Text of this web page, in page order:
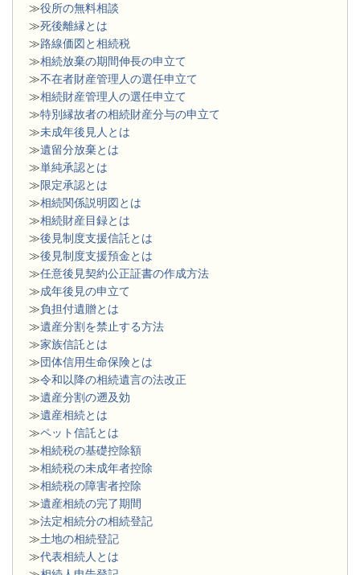
≫役所の無料相談
≫死後離縁とは
≫路線価図と相続税
≫相続放棄の期間伸長の申立て
≫不在者財産管理人の選任申立て
≫相続財産管理人の選任申立て
≫特別縁故者の相続財産分与の申立て
≫未成年後見人とは
≫遺留分放棄とは
≫単純承認とは
≫限定承認とは
≫相続関係説明図とは
≫相続財産目録とは
≫後見制度支援信託とは
≫後見制度支援預金とは
≫任意後見契約公正証書の作成方法
≫成年後見の申立て
≫負担付遺贈とは
≫遺産分割を禁止する方法
≫家族信託とは
≫団体信用生命保険とは
≫令和以降の相続遺言の法改正
≫遺産分割の遡及効
≫遺産相続とは
≫ペット信託とは
≫相続税の基礎控除額
≫相続税の未成年者控除
≫相続税の障害者控除
≫遺産相続の完了期間
≫法定相続分の相続登記
≫土地の相続登記
≫代表相続人とは